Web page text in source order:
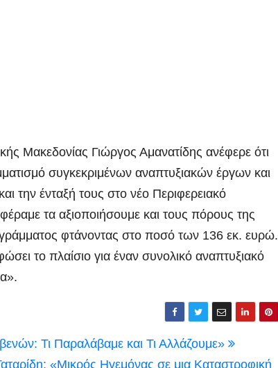
Μακεδονίας Γιώργος Αμανατίδης ανέφερε ότι
συγκεκριμένων αναπτυξιακών έργων και
την ένταξή τους στο νέο Περιφερειακό
τα αξιοποιήσουμε και τους πόρους της
φτάνοντας στο ποσό των 136 εκ. ευρώ.
το πλαίσιο για έναν συνολικό αναπτυξιακό
Τι Παραλάβαμε και Τι Αλλάζουμε»
«Μικρός Ηγεμόνας σε μια Καταστροφική